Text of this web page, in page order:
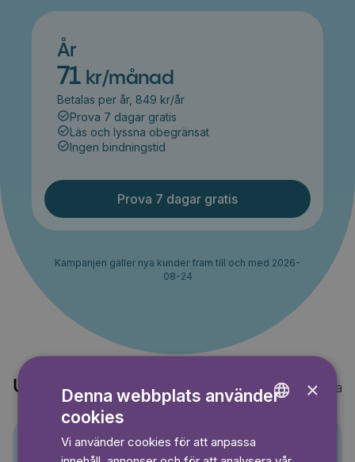
År
71 kr/månad
Betalas per år, 849 kr/år
Prova 7 dagar gratis
Läs och lyssna obegränsat
Ingen bindningstid
Prova 7 dagar gratis
Kampanjen gäller nya kunder fram till och med 2026-
08-24
Upptäck också Visa alla
×
Denna webbplats använder
cookies
Vi använder cookies för att anpassa